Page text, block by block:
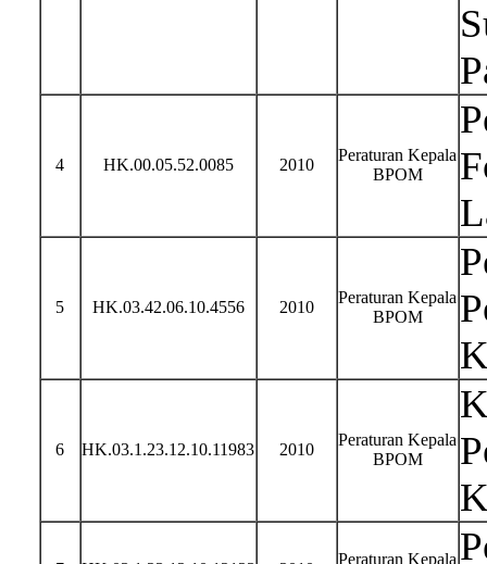
4 HK.00.05.52.0085 2010
Peraturan Kepala
BPOM
5 HK.03.42.06.10.4556 2010
Peraturan Kepala
BPOM
6 HK.03.1.23.12.10.11983 2010
Peraturan Kepala
BPOM
Peraturan Kepala